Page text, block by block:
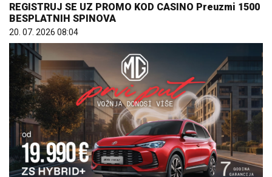
REGISTRUJ SE UZ PROMO KOD CASINO Preuzmi 1500
BESPLATNIH SPINOVA
20. 07. 2026 08:04